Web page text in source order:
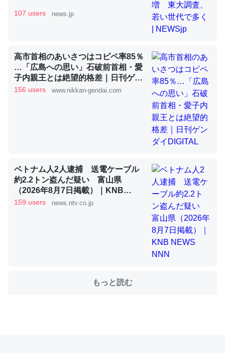
いる鋏角類（カブトガニ・ウミグモ）はカルシウムを使わ
ずキチンを強化してる筈だが、酵素が違うのか？
─ニュース :: 【研究発表】昆虫学の大問題＝「昆虫はなぜ海にいな
類は苦労してるんだな…。腹足類だと殻を無くしてナメク
ジになったり努力してるし。
─ニュース :: 【研究発表】昆虫学の大問題＝「昆虫はなぜ海にいな
いのか」に関する新仮説
ちぼちRingも置こうかと画策中。あと、Googleマップで
107 users news.jp
高市首相のあいさつはコピペ率85％
…「広島への思い」石破前首相・愛
子内親王とは絶望的格差｜日刊ゲン
ダイDIGITAL
156 users www.nikkan-gendai.com
ベトナム人2人逮捕 送電ケーブル
約2.2トン盗んだ疑い 富山県
（2026年8月7日掲載）｜KNB
NEWS NNN
159 users news.ntv.co.jp
もっと読む